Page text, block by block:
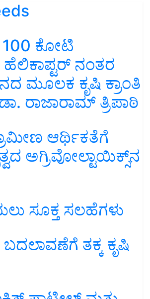
ಕೋಟಿ
ನಂತರ
ಮೂಲಕ ಕೃಷಿ ಕ್ರಾಂತಿ
ರಾಜಾರಾಮ್ ತ್ರಿಪಾಠಿ
ಆರ್ಥಿಕತೆಗೆ
ಅಗ್ರಿವೋಲ್ಟಾಯಿಕ್ಸ್‌ನ
ಸೂಕ್ತ ಸಲಹೆಗಳು
ತಕ್ಕ ಕೃಷಿ